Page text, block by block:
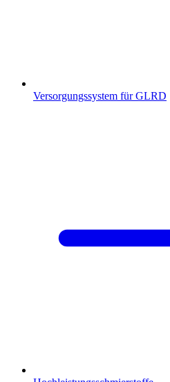
Versorgungssystem für GLRD